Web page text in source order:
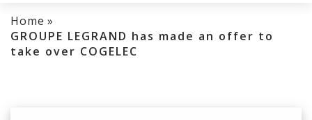
THE GROUP
Home »
GROUPE LEGRAND has made an offer to
take over COGELEC